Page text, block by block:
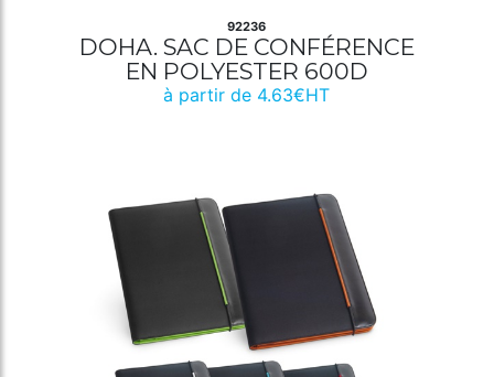
92236
DOHA. SAC DE CONFÉRENCE
EN POLYESTER 600D
à partir de 4.63€HT